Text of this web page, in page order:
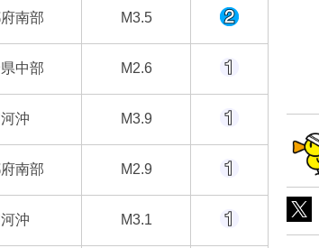
南部 M3.5
中部 M2.6
沖 M3.9
南部 M2.9
沖 M3.1